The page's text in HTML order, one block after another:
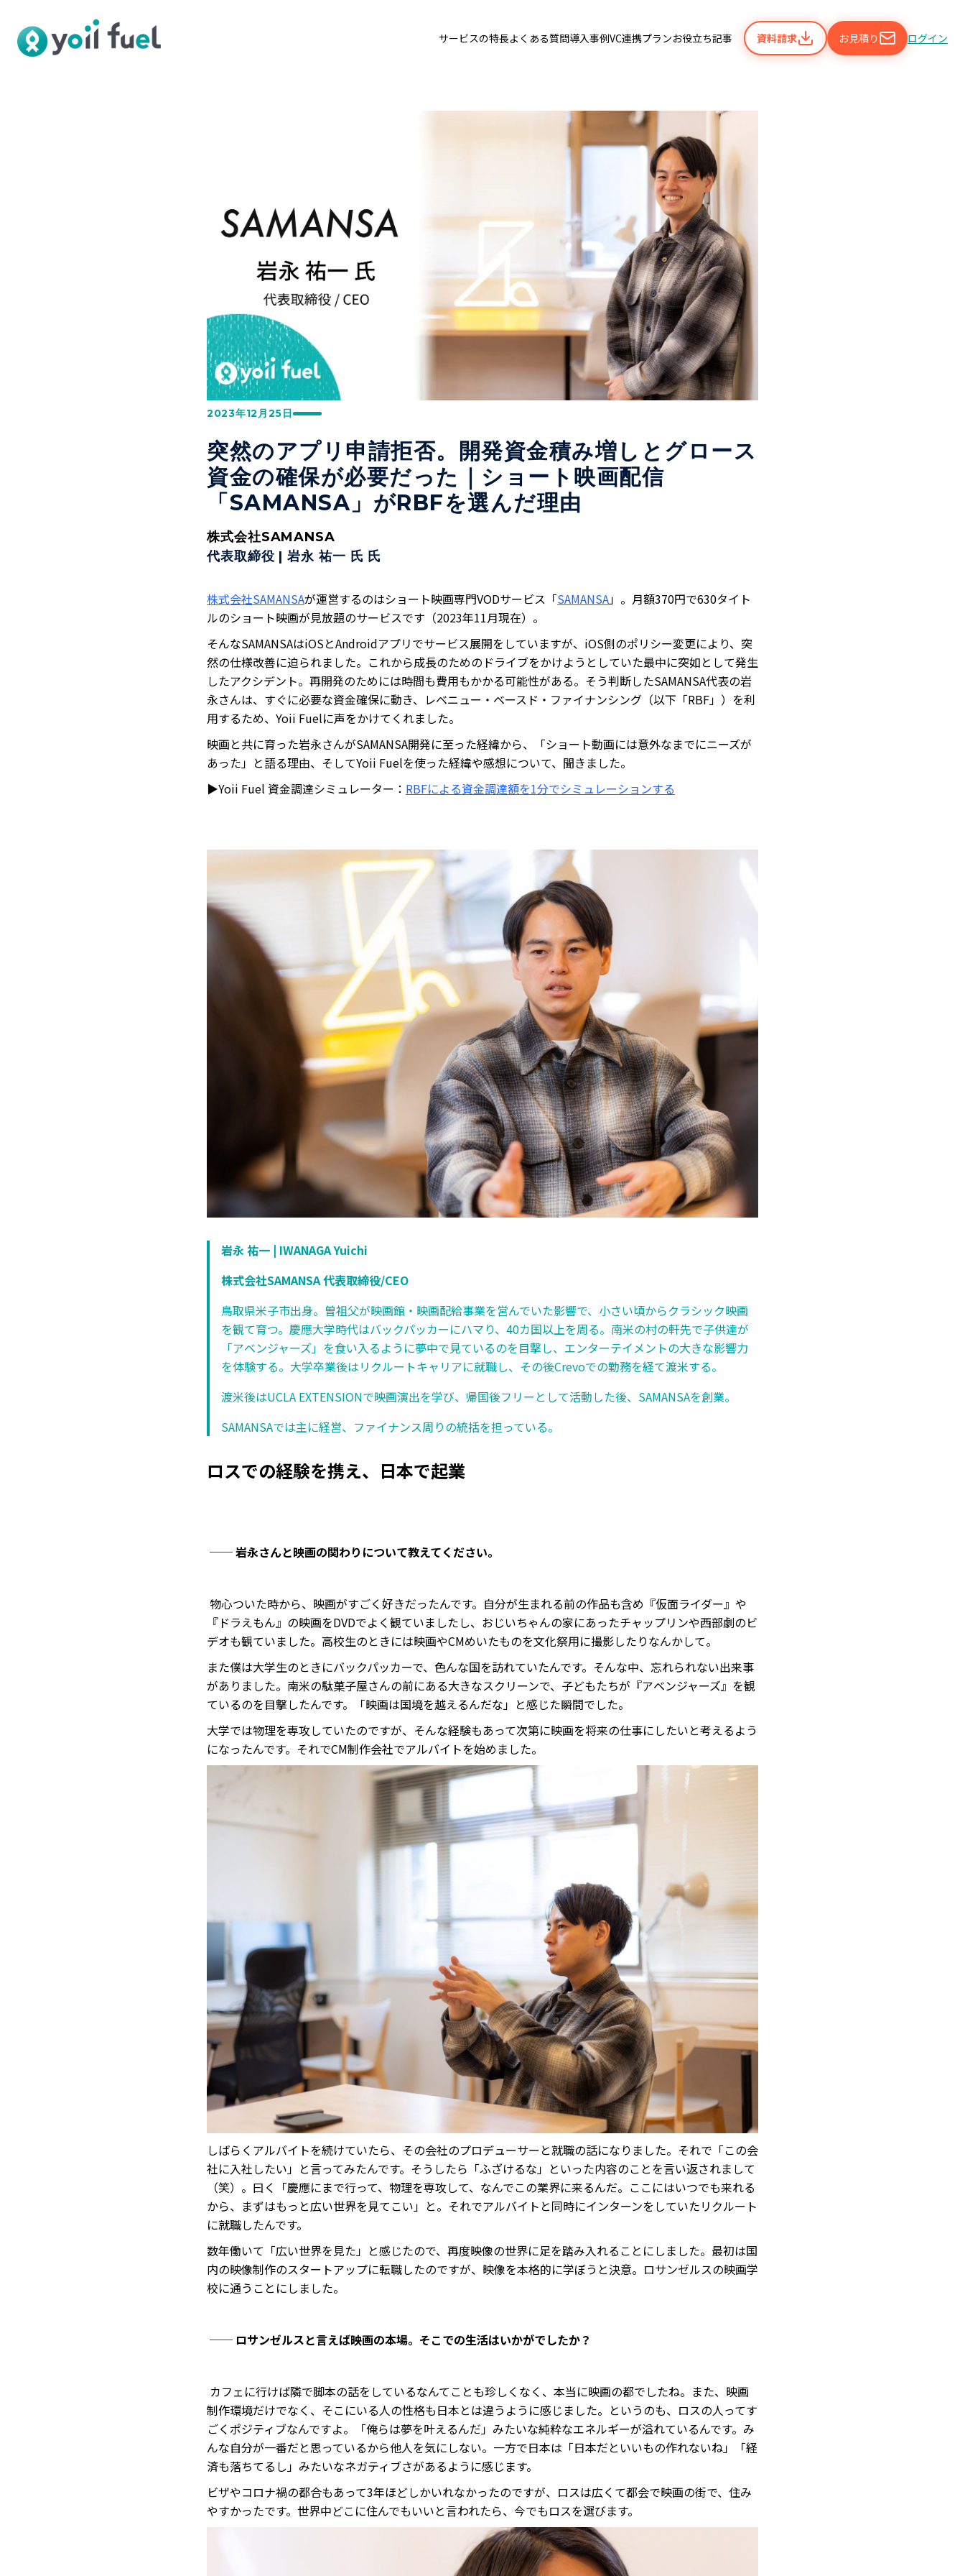
サービスの特長よくある質問導入事例VC連携プランお役立ち記事 資料請求 お見積り
ログイン
1分で資料請求
2023年12月25日
突然のアプリ申請拒否。開発資金積み増しとグロース
資金の確保が必要だった｜ショート映画配信
「SAMANSA」がRBFを選んだ理由
株式会社SAMANSA
代表取締役 |岩永 祐一 氏 氏
株式会社SAMANSAが運営するのはショート映画専門VODサービス「SAMANSA」。月額370円で630タイト
ルのショート映画が見放題のサービスです（2023年11月現在）。
そんなSAMANSAはiOSとAndroidアプリでサービス展開をしていますが、iOS側のポリシー変更により、突
然の仕様改善に迫られました。これから成長のためのドライブをかけようとしていた最中に突如として発生
したアクシデント。再開発のためには時間も費用もかかる可能性がある。そう判断したSAMANSA代表の岩
永さんは、すぐに必要な資金確保に動き、レベニュー・ベースド・ファイナンシング（以下「RBF」）を利
用するため、Yoii Fuelに声をかけてくれました。
映画と共に育った岩永さんがSAMANSA開発に至った経緯から、「ショート動画には意外なまでにニーズが
あった」と語る理由、そしてYoii Fuelを使った経緯や感想について、聞きました。
▶Yoii Fuel 資金調達シミュレーター： RBFによる資金調達額を1分でシミュレーションする
岩永 祐一 | IWANAGA Yuichi
株式会社SAMANSA 代表取締役/CEO
鳥取県米子市出身。曽祖父が映画館・映画配給事業を営んでいた影響で、小さい頃からクラシック映画
を観て育つ。慶應大学時代はバックパッカーにハマり、40カ国以上を周る。南米の村の軒先で子供達が
「アベンジャーズ」を食い入るように夢中で見ているのを目撃し、エンターテイメントの大きな影響力
を体験する。大学卒業後はリクルートキャリアに就職し、その後Crevoでの勤務を経て渡米する。
渡米後はUCLA EXTENSIONで映画演出を学び、帰国後フリーとして活動した後、SAMANSAを創業。
SAMANSAでは主に経営、ファイナンス周りの統括を担っている。
ロスでの経験を携え、日本で起業
── 岩永さんと映画の関わりについて教えてください。
物心ついた時から、映画がすごく好きだったんです。自分が生まれる前の作品も含め『仮面ライダー』や
『ドラえもん』の映画をDVDでよく観ていましたし、おじいちゃんの家にあったチャップリンや西部劇のビ
デオも観ていました。高校生のときには映画やCMめいたものを文化祭用に撮影したりなんかして。
また僕は大学生のときにバックパッカーで、色んな国を訪れていたんです。そんな中、忘れられない出来事
がありました。南米の駄菓子屋さんの前にある大きなスクリーンで、子どもたちが『アベンジャーズ』を観
ているのを目撃したんです。「映画は国境を越えるんだな」と感じた瞬間でした。
大学では物理を専攻していたのですが、そんな経験もあって次第に映画を将来の仕事にしたいと考えるよう
になったんです。それでCM制作会社でアルバイトを始めました。
しばらくアルバイトを続けていたら、その会社のプロデューサーと就職の話になりました。それで「この会
社に入社したい」と言ってみたんです。そうしたら「ふざけるな」といった内容のことを言い返されまして
（笑）。曰く「慶應にまで行って、物理を専攻して、なんでこの業界に来るんだ。ここにはいつでも来れる
から、まずはもっと広い世界を見てこい」と。それでアルバイトと同時にインターンをしていたリクルート
に就職したんです。
数年働いて「広い世界を見た」と感じたので、再度映像の世界に足を踏み入れることにしました。最初は国
内の映像制作のスタートアップに転職したのですが、映像を本格的に学ぼうと決意。ロサンゼルスの映画学
校に通うことにしました。
── ロサンゼルスと言えば映画の本場。そこでの生活はいかがでしたか？
カフェに行けば隣で脚本の話をしているなんてことも珍しくなく、本当に映画の都でしたね。また、映画
制作環境だけでなく、そこにいる人の性格も日本とは違うように感じました。というのも、ロスの人ってす
ごくポジティブなんですよ。「俺らは夢を叶えるんだ」みたいな純粋なエネルギーが溢れているんです。み
んな自分が一番だと思っているから他人を気にしない。一方で日本は「日本だといいもの作れないね」「経
済も落ちてるし」みたいなネガティブさがあるように感じます。
ビザやコロナ禍の都合もあって3年ほどしかいれなかったのですが、ロスは広くて都会で映画の街で、住み
やすかったです。世界中どこに住んでもいいと言われたら、今でもロスを選びます。